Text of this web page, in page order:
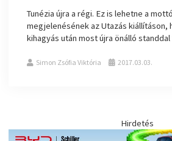
Tunézia újra a régi. Ez is lehetne a
megjelenésének az Utazás kiállításon,
kihagyás után most újra önálló
Simon Zsófia Viktória 2017.03.03.
Hirdetés